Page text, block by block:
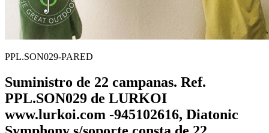
PPL.SON029-PARED
Suministro de 22 campanas. Ref.
PPL.SON029 de LURKOI
www.lurkoi.com -945102616, Diatonic